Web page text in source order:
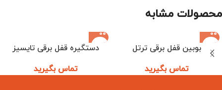
محصولات مشابه
بوبین قفل برقی ترتل
تماس بگیرید
دستگیره قفل برقی تایسیز
تماس بگیرید